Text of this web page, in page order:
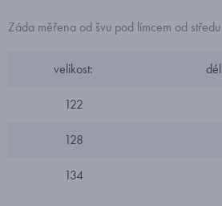
Záda měřena od švu pod límcem od
velikost:
122
128
134